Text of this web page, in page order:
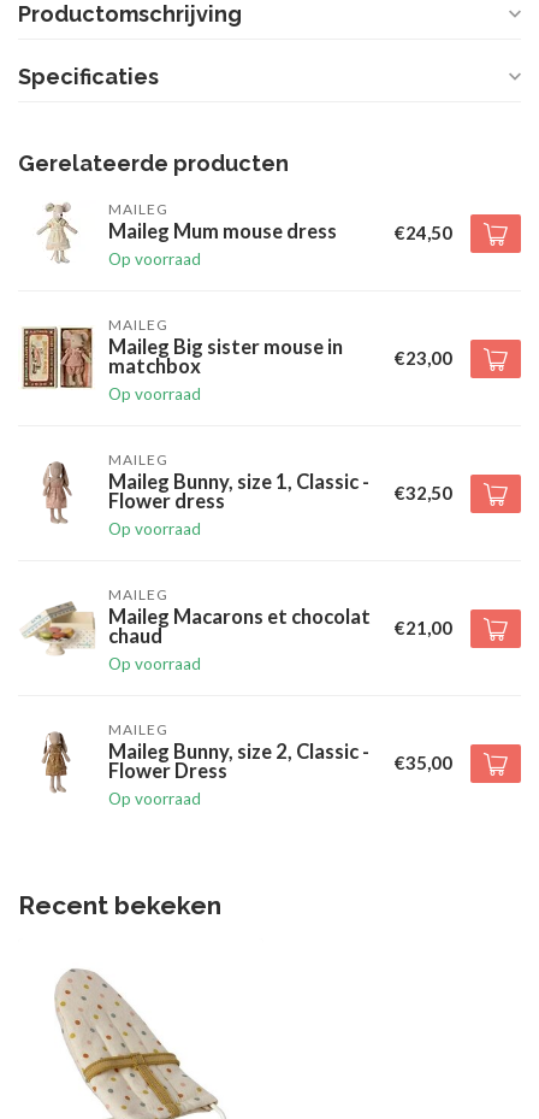
Productomschrijving
Specificaties
Gerelateerde producten
MAILEG
Maileg Mum mouse dress
Op voorraad
€24,50
MAILEG
Maileg Big sister mouse in
matchbox
Op voorraad
€23,00
MAILEG
Maileg Bunny, size 1, Classic -
Flower dress
Op voorraad
€32,50
MAILEG
Maileg Macarons et chocolat
chaud
Op voorraad
€21,00
MAILEG
Maileg Bunny, size 2, Classic -
Flower Dress
Op voorraad
€35,00
Recent bekeken